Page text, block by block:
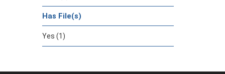
Has File(s)
Yes (1)